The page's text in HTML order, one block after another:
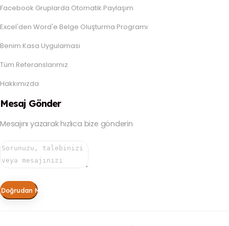
Facebook Gruplarda Otomatik Paylaşım
Excel'den Word'e Belge Oluşturma Programı
Benim Kasa Uygulaması
Tüm Referanslarımız
Hakkımızda
Mesaj Gönder
Mesajını yazarak hızlıca bize gönderin
Doğrudan Mesaj Gönder